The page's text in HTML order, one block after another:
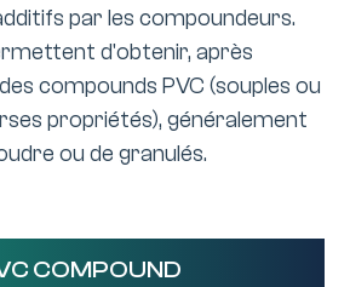
par les compoundeurs.
d'obtenir, après
compounds PVC (souples ou
propriétés), généralement
ou de granulés.
COMPOUND